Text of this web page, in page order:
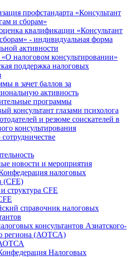
профстандарта «Консультант
и сборам»
квалификации «Консультант
- индивидуальная форма
активности
«О налоговом консультировании»
поддержка налоговых
в зачет баллов за
активность
программы
консультант глазами психолога
и резюме соискателей в
консультирования
новости и мероприятия
налоговых
(CFE)
структура CFE
справочник налоговых
консультантов Азиатского-
региона (АОТСА)
Налоговых